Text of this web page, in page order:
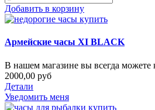
Добавить в корзину
Армейские часы XI BLACK
В нашем магазине вы всегда можете
2000,00 руб
Детали
Уведомить меня